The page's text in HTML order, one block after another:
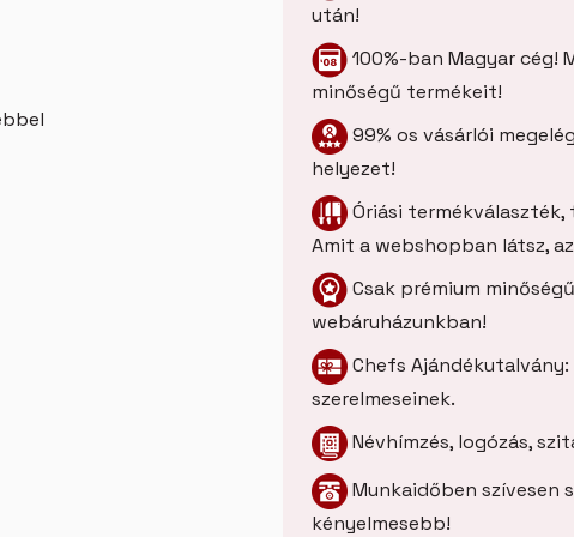
után!
100%-ban Magyar cég!
minőségű termékeit!
99% os vásárlói
helyezet!
Óriási
Amit a webshopban látsz,
Csak prémium
webáruházunkban!
Chefs
szerelmeseinek.
Névhímzés, logózás,
Munkaidőben szívesen
kényelmesebb!